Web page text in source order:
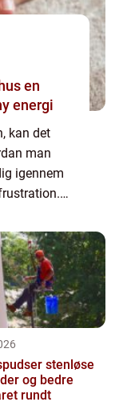
en
energi
kan det
man
igennem
stenløse
og bedre
rundt